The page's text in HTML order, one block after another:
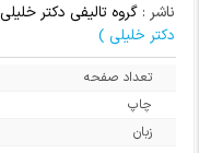
ناشر : گروه تالیفی دکتر خلیلی
دکتر خلیلی )
تعداد صفحه
چاپ
زبان